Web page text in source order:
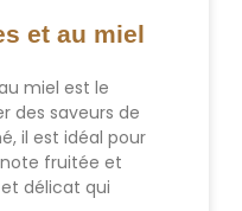
et au miel
miel est le
des saveurs de
il est idéal pour
fruitée et
délicat qui